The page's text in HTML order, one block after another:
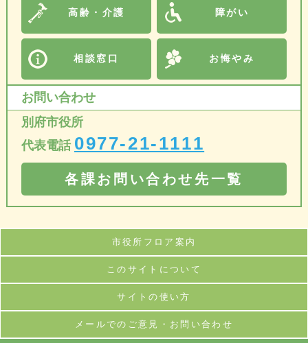
高齢・介護 障がい
相談窓口 お悔やみ
お問い合わせ
別府市役所
代表電話 0977-21-1111
各課お問い合わせ先一覧
市役所フロア案内
このサイトについて
サイトの使い方
メールでのご意見・お問い合わせ